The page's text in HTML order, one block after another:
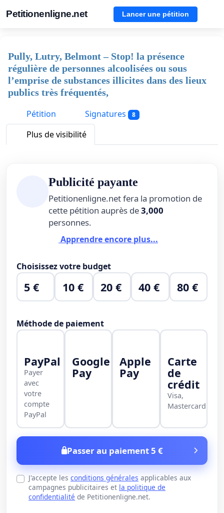
Petitionenligne.net Lancer une pétition
Pully, Lutry, Belmont – Stop! la présence
régulière de personnes alcoolisées ou sous
l’emprise de substances illicites dans des lieux
publics très fréquentés,
Pétition
Signatures 8
Plus de visibilité
Publicité payante
Petitionenligne.net fera la promotion de
cette pétition auprès de3,000
personnes.
Apprendre encore plus...
Choisissez votre budget
5 € 10 € 20 € 40 € 80 €
Méthode de paiement
PayPal
Payer
avec
votre
compte
PayPal
Google
Pay
Apple
Pay
Carte
de
crédit
Visa,
Mastercard
Passer au paiement 5 €
J'accepte les conditions générales applicables aux
campagnes publicitaires et la politique de
confidentialité de Petitionenligne.net.